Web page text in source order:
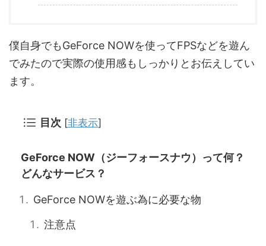
僕自身でもGeForce NOWを使ってFPSなどを遊ん
でみたので実際の使用感もしっかりとお伝えしてい
ます。
目次 [非表示]
GeForce NOW（ジーフォースナウ）って何？
どんなサービス？
GeForce NOWを遊ぶ為に必要な物
注意点